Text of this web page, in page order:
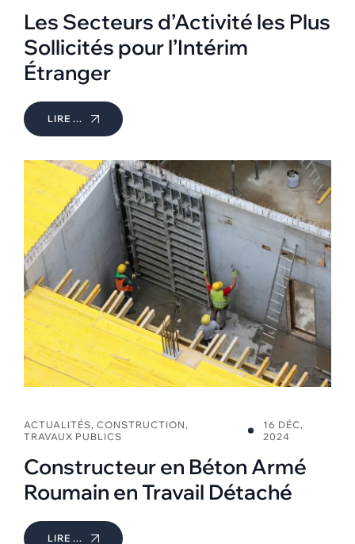
Les Secteurs d’Activité les Plus
Sollicités pour l’Intérim
Étranger
LIRE ...
ACTUALITÉS, CONSTRUCTION,
TRAVAUX PUBLICS
16 DÉC,
2024
Constructeur en Béton Armé
Roumain en Travail Détaché
LIRE ...